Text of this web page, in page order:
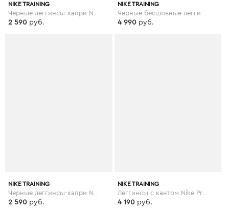
NIKE TRAINING
2 590 руб.
NIKE TRAINING
4 990 руб.
NIKE TRAINING
2 590 руб.
NIKE TRAINING
Леггинсы с кантом Nike Pro Training - Черный
4 190 руб.